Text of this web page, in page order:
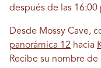
después de las 16:00
Desde Mossy Cave,
panorámica 12 hacia
Recibe su nombre